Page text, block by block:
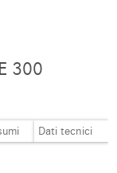
300
Dati tecnici